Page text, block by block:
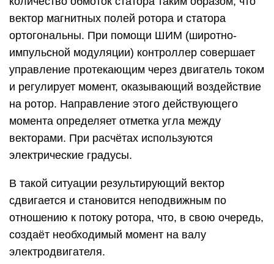
вектор магнитных полей ротора и статора
ортогональны. При помощи ШИМ (широтно-
импульсной модуляции) контроллер совершает
управление протекающим через двигатель током
и регулирует момент, оказывающий воздействие
на ротор. Направление этого действующего
момента определяет отметка угла между
векторами. При расчётах используются
электрические градусы.
В такой ситуации результирующий вектор
сдвигается и становится неподвижным по
отношению к потоку ротора, что, в свою очередь,
создаёт необходимый момент на валу
электродвигателя.